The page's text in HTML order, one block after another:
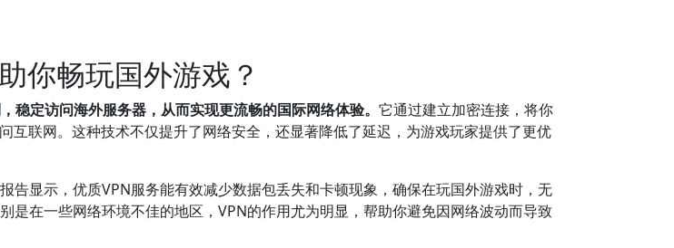
你畅玩国外游戏？
定访问海外服务器，从而实现更流畅的国际网络体验。 它通过建立加密连接，将你
联网。这种技术不仅提升了网络安全，还显著降低了延迟，为游戏玩家提供了更优
告显示，优质VPN服务能有效减少数据包丢失和卡顿现象，确保在玩国外游戏时，无
在一些网络环境不佳的地区，VPN的作用尤为明显，帮助你避免因网络波动而导致